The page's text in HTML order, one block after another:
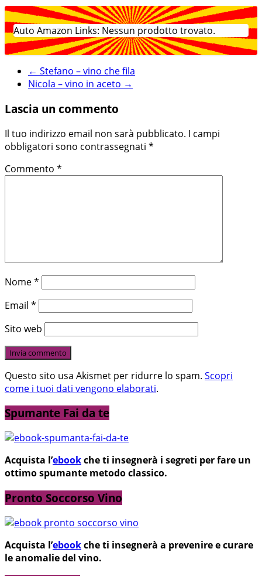
Auto Amazon Links: Nessun prodotto trovato.
← Stefano – vino che fila
Nicola – vino in aceto →
Lascia un commento
Il tuo indirizzo email non sarà pubblicato. I campi
obbligatori sono contrassegnati *
Commento *
Nome*
Email *
Sito web
Questo sito usa Akismet per ridurre lo spam. Scopri
come i tuoi dati vengono elaborati.
Spumante Fai da te
Acquista l’ebookche ti insegnerà i segreti per fare un
ottimo spumante metodo classico.
Pronto Soccorso Vino
Acquista l’ebookche ti insegnerà a prevenire e curare
le anomalie del vino.